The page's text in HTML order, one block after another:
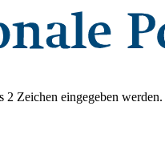
2 Zeichen eingegeben